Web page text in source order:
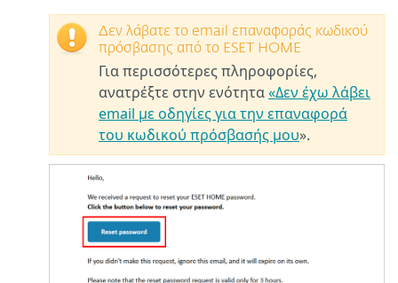
Δεν λάβατε το email επαναφοράς κωδικού
πρόσβασης από το ESET HOME
Για περισσότερες πληροφορίες,
ανατρέξτε στην ενότητα«Δεν έχω λάβει
email με οδηγίες για την επαναφορά
του κωδικού πρόσβασής μου».